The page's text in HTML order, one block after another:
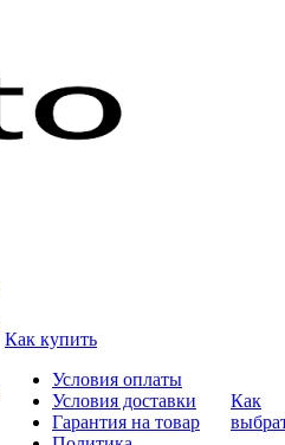
Как купить
Условия оплаты
Условия доставки
Гарантия на товар
Как